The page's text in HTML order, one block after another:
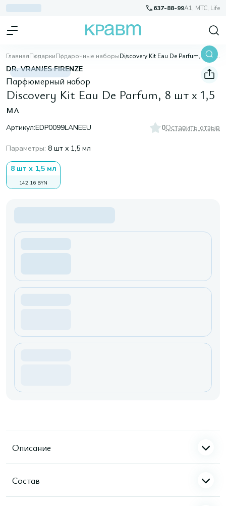
637-88-99A1, МТС, Life
ГлавнаяПодаркиПодарочные наборы Discovery Kit Eau De Parfum, 8 шт х 1,5 мл
DR. VRANJES FIRENZE
Парфюмерный набор
Discovery Kit Eau De Parfum, 8 шт х 1,5
мл
Артикул:EDP0099LANEEU 0Оставить отзыв
Параметры: 8 шт х 1,5 мл
8 шт х 1,5 мл
142,16 BYN
Описание
Состав